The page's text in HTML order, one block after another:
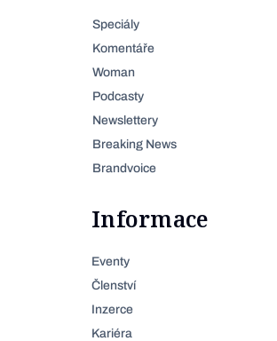
Speciály
Komentáře
Woman
Podcasty
Newslettery
Breaking News
Brandvoice
Informace
Eventy
Členství
Inzerce
Kariéra